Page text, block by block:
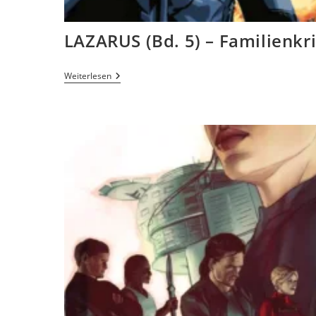
LAZARUS (Bd. 5) –
Weiterlesen